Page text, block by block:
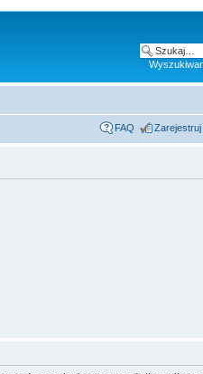
FAQ Zarejestruj